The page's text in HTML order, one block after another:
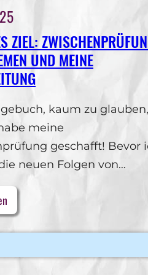
ZIEL:
UND MEINE
kaum zu glauben,
meine
geschafft! Bevor
neuen Folgen von…